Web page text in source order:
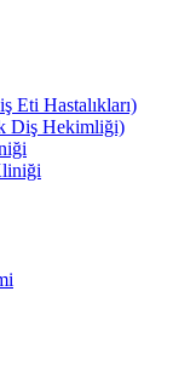
Eti Hastalıkları)
Diş Hekimliği)